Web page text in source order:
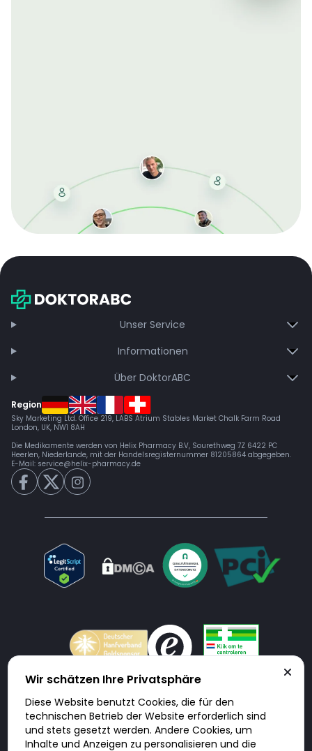
bei jeder Bestellung, erhalten schnelle Lieferung und
Unser Service
Informationen
Über DoktorABC
Region
Sky Marketing Ltd. Office 219, LABS Atrium Stables Market Chalk Farm Road
London, UK, NW1 8AH
Die Medikamente werden von Helix Pharmacy B.V, Sourethweg 7Z 6422 PC
Heerlen, Niederlande, mit der Handelsregisternummer 81205864 abgegeben.
E-Mail: service@helix-pharmacy.de
Doktorabc.com ist eine Vermittlungsplattform. Doktorabc ist ausdrücklich
keine Internetapotheke. Doktorabc bietet keine Medikamente oder
sonstige Produkte an oder liefert diese. Jegliche Informationen zu
Produkten, Medikamenten und Preisen auf der Internetseite beinhalten
kein Angebot von Doktorabc an Sie. Für die Einhaltung der in Ihrem Land
Wir schätzen Ihre Privatsphäre
Diese Website benutzt Cookies, die für den
technischen Betrieb der Website erforderlich sind
und stets gesetzt werden. Andere Cookies, um
Inhalte und Anzeigen zu personalisieren und die